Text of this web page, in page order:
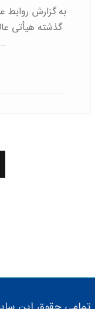
به گزارش
گذشته هیأتی
البرز به